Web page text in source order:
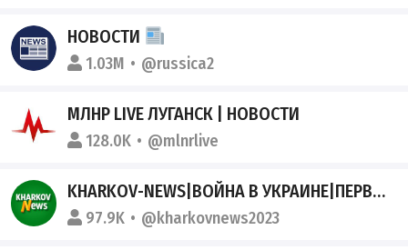
НОВОСТИ
1.03M @russica2
МЛНР LIVE ЛУГАНСК | НОВОСТИ
128.0K @mlnrlive
KHARKOV-NEWS|ВОЙНА В УКРАИНЕ|ПЕРВЫЙ ОПЕРАТИВНЫЙ КАНАЛ
97.9K @kharkovnews2023